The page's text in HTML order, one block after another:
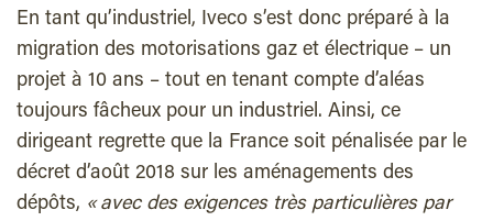
En tant qu’industriel, Iveco s’est donc préparé à la
migration des motorisations gaz et électrique – un
projet à 10 ans – tout en tenant compte d’aléas
toujours fâcheux pour un industriel. Ainsi, ce
dirigeant regrette que la France soit pénalisée par le
décret d’août 2018 sur les aménagements des
dépôts, « avec des exigences très particulières par